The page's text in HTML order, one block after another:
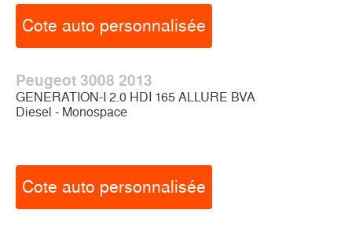
Cote auto personnalisée
Peugeot 3008 2013
GENERATION-I 2.0 HDI 165 ALLURE BVA
Diesel - Monospace
Cote auto personnalisée